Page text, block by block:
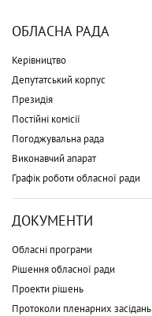
ОБЛАСНА РАДА
Керівництво
Депутатський корпус
Президія
Постійні комісії
Погоджувальна рада
Виконавчий апарат
Графік роботи обласної ради
ДОКУМЕНТИ
Обласні програми
Рішення обласної ради
Проекти рішень
Протоколи пленарних засідань